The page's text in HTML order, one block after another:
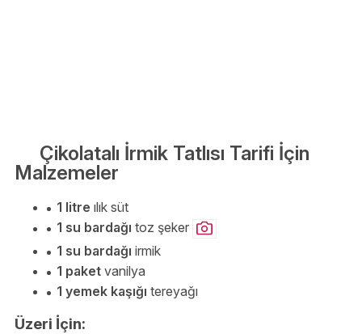
Çikolatalı İrmik Tatlısı Tarifi İçin
Malzemeler
1 litre ılık süt
1 su bardağı toz şeker
1 su bardağı irmik
1 paket vanilya
1 yemek kaşığı tereyağı
Üzeri İçin: